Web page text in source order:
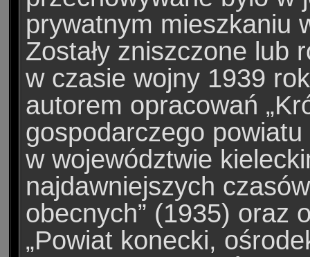
prywatnym mieszkaniu
Zostały zniszczone lub
w czasie wojny 1939
autorem opracowań
gospodarczego
w województwie
najdawniejszych
obecnych” (1935) oraz
„Powiat konecki,